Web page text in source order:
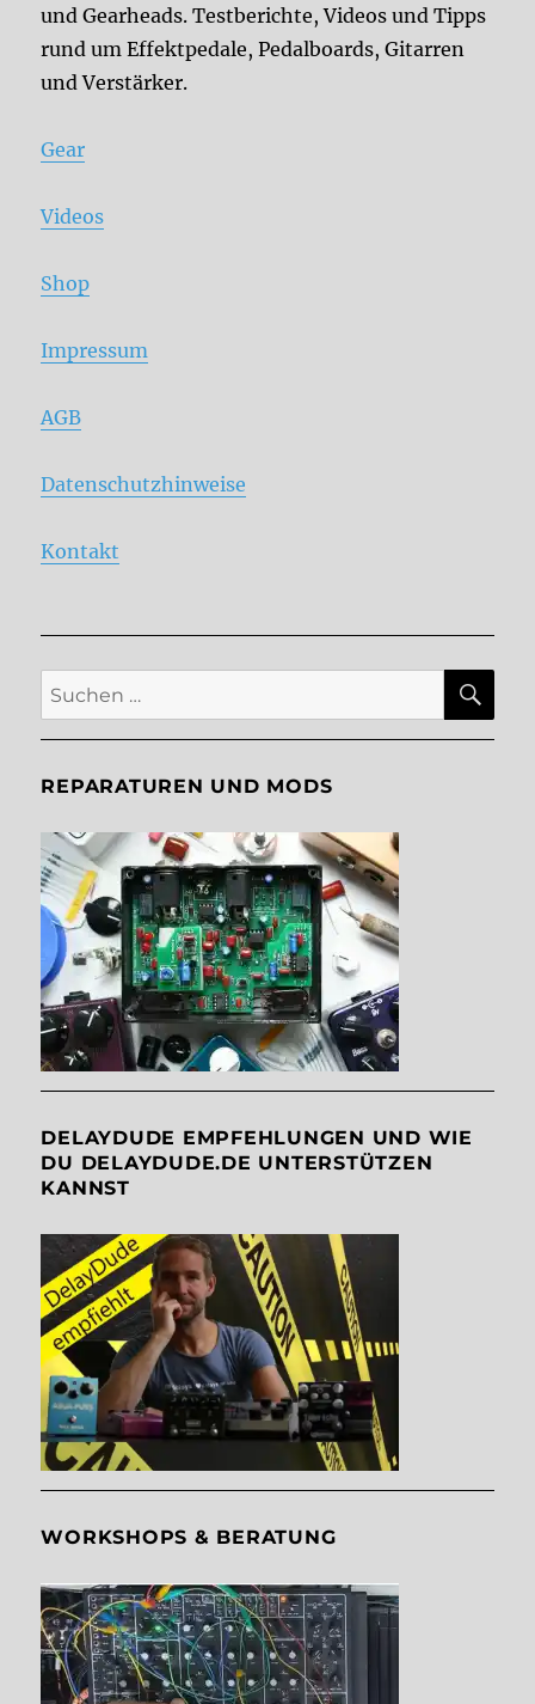
und Gearheads. Testberichte, Videos und Tipps
rund um Effektpedale, Pedalboards, Gitarren
und Verstärker.
Gear
Videos
Shop
Impressum
AGB
Datenschutzhinweise
Kontakt
Suche
nach:
REPARATUREN UND MODS
DELAYDUDE EMPFEHLUNGEN UND WIE
DU DELAYDUDE.DE UNTERSTÜTZEN
KANNST
WORKSHOPS & BERATUNG